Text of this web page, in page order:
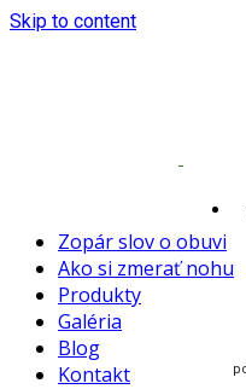
Skip to content
Zopár slov o obuvi
Ako si zmerať nohu
Produkty
Galéria
Blog
Kontakt